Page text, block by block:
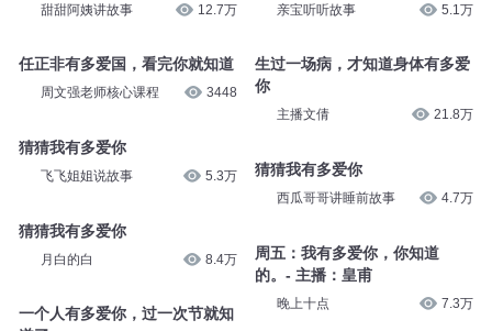
甜甜阿姨讲故事 12.7万
任正非有多爱国，看完你就知道
周文强老师核心课程 3448
猜猜我有多爱你
飞飞姐姐说故事 5.3万
猜猜我有多爱你
月白的白 8.4万
一个人有多爱你，过一次节就知
亲宝听听故事 5.1万
生过一场病，才知道身体有多爱
你
主播文倩 21.8万
猜猜我有多爱你
西瓜哥哥讲睡前故事 4.7万
周五：我有多爱你，你知道
的。- 主播：皇甫
晚上十点 7.3万